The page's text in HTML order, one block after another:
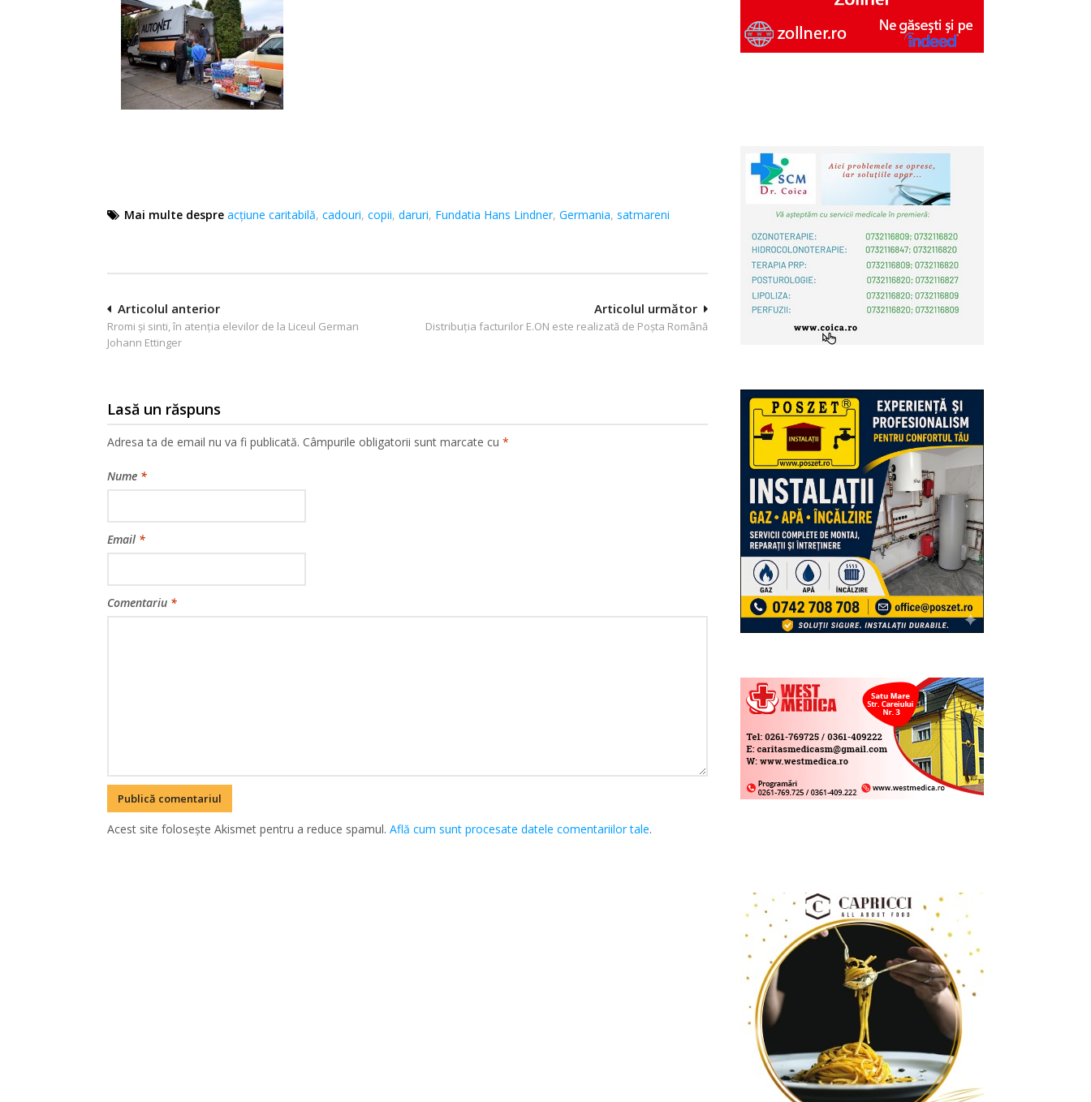
Mai multe despre acțiune caritabilă, cadouri, copii, daruri, Fundatia Hans Lindner, Germania, satmareni
Navigare
în
Articolul următor
Distribuţia facturilor E.ON este realizată de Poşta Română
Articolul anterior
Rromi și sinti, în atenția elevilor de la Liceul German
Johann Ettinger
Lasă un răspuns
Adresa ta de email nu va fi publicată. Câmpurile obligatorii sunt marcate cu *
Nume *
Email *
Comentariu *
Acest site folosește Akismet pentru a reduce spamul. Află cum sunt procesate datele comentariilor tale.